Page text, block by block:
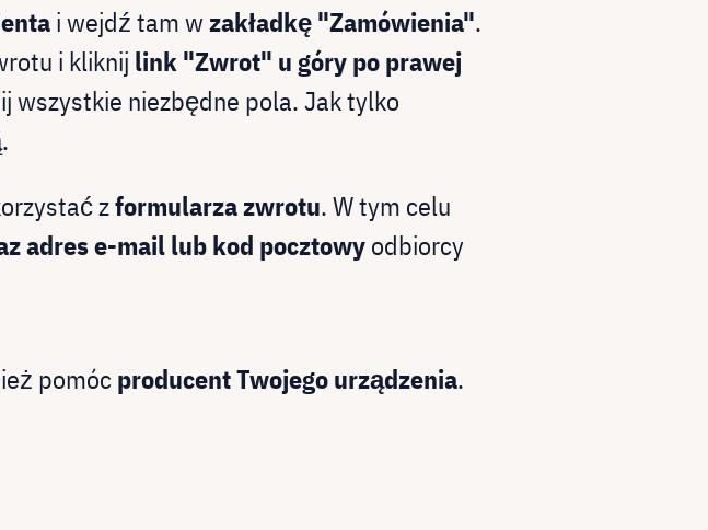
i wejdź tam wzakładkę "Zamówienia".
i kliknij link "Zwrot" u góry po prawej
wszystkie niezbędne pola. Jak tylko
zformularza zwrotu. W tym celu
adres e-mail lub kod pocztowyodbiorcy
pomócproducent Twojego urządzenia.